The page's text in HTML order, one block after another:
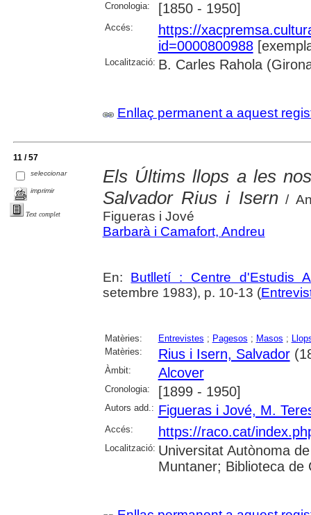
Cronologia: [1850 - 1950]
Accés:
https://
id=0000800988
Localització: B. Carles Rahola
Enllaç permanent a aquest
11 / 57
seleccionar
imprimir
Text complet
Els Últims llops a les
Salvador Rius i Isern/
Figueras i Jové
Barbarà i Camafort, Andreu
En: Butlletí : Centre d'Estudis
setembre 1983), p. 10-13 (
Matèries: Entrevistes ; Pagesos ; Masos ;
Matèries:
Rius i Isern, Salvador
Àmbit: Alcover
Cronologia: [1899 - 1950]
Autors add.: Figueras i Jové, M.
Accés: https://raco.cat/
Localització: Universitat Autònoma
Muntaner; Biblioteca de